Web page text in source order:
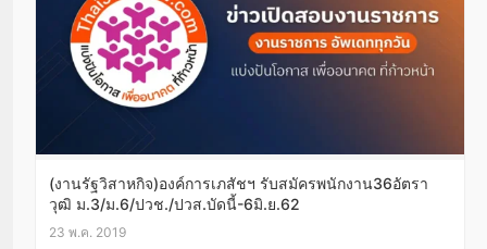
(งานรัฐวิสาหกิจ)องค์การเภสัชฯ รับสมัครพนักงาน36อัตรา
วุฒิ ม.3/ม.6/ปวช./ปวส.บัดนี้-6มิ.ย.62
23 พ.ค. 2019